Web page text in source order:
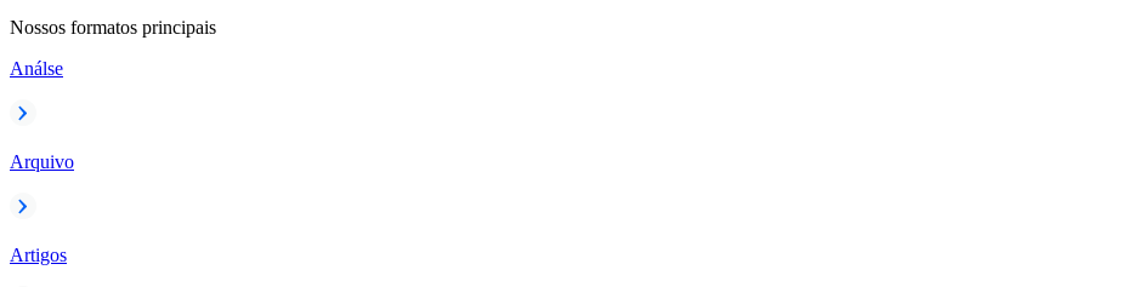
Nossos formatos principais
Análse
Arquivo
Artigos